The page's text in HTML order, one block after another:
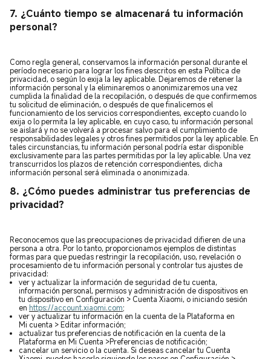
7. ¿Cuánto tiempo se almacenará tu información
personal?
Como regla general, conservamos la información personal durante el
período necesario para lograr los fines descritos en esta Política de
privacidad, o según lo exija la ley aplicable. Dejaremos de retener la
información personal y la eliminaremos o anonimizaremos una vez
cumplida la finalidad de la recopilación, o después de que confirmemos
tu solicitud de eliminación, o después de que finalicemos el
funcionamiento de los servicios correspondientes, excepto cuando lo
exija o lo permita la ley aplicable, en cuyo caso, tu información personal
se aislará y no se volverá a procesar salvo para el cumplimiento de
responsabilidades legales y otros fines permitidos por la ley aplicable. En
tales circunstancias, tu información personal podría estar disponible
exclusivamente para las partes permitidas por la ley aplicable. Una vez
transcurridos los plazos de retención correspondientes, dicha
información personal será eliminada o anonimizada.
8. ¿Cómo puedes administrar tus preferencias de
privacidad?
Reconocemos que las preocupaciones de privacidad difieren de una
persona a otra. Por lo tanto, proporcionamos ejemplos de distintas
formas para que puedas restringir la recopilación, uso, revelación o
procesamiento de tu información personal y controlar tus ajustes de
privacidad:
ver y actualizar la información de seguridad de tu cuenta,
información personal, permisos y administración de dispositivos en
tu dispositivo en Configuración > Cuenta Xiaomi, o iniciando sesión
en https://account.xiaomi.com;
ver y actualizar tu información en la cuenta de la Plataforma en
Mi cuenta > Editar información;
actualizar tus preferencias de notificación en la cuenta de la
Plataforma en Mi Cuenta >Preferencias de notificación;
cancelar un servicio o la cuenta. Si deseas cancelar tu Cuenta